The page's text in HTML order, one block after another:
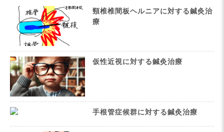
頸椎椎間板ヘルニアに対する鍼灸治
療
仮性近視に対する鍼灸治療
手根管症候群に対する鍼灸治療